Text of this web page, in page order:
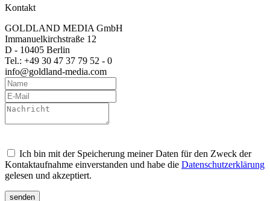
Kontakt
GOLDLAND MEDIA GmbH
Immanuelkirchstraße 12
D - 10405 Berlin
Tel.: +49 30 47 37 79 52 - 0
info@goldland-media.com
Ich bin mit der Speicherung meiner Daten für den Zweck der
Kontaktaufnahme einverstanden und habe die Datenschutzerklärung
gelesen und akzeptiert.